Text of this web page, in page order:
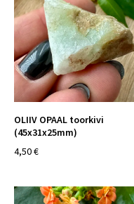
OLIIV OPAAL toorkivi
(45x31x25mm)
4,50 €